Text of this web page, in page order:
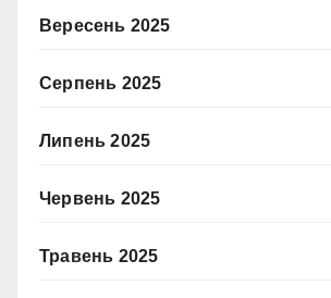
Вересень 2025
Серпень 2025
Липень 2025
Червень 2025
Травень 2025